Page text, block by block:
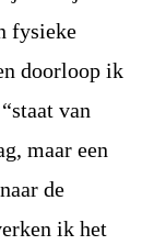
fysieke
doorloop ik
van
maar een
de
ik het